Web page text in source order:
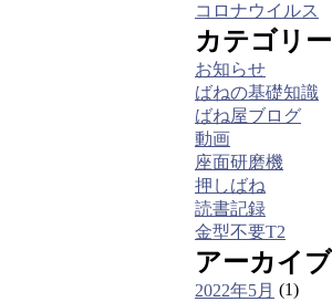
コロナウイルス
カテゴリー
お知らせ
ばねの基礎知識
ばね屋ブログ
動画
座面研磨機
押しばね
読書記録
金型不要T2
アーカイブ
2022年5月 (1)